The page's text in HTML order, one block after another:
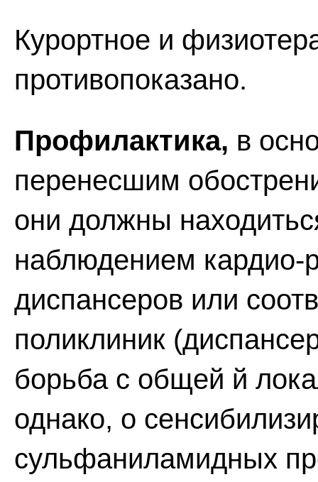
Курортное и
противопоказано.
Профилактика, в
перенесшим
они должны
наблюдением кардио-
диспансеров или
поликлиник
борьба с общей й
однако, о
сульфаниламидных